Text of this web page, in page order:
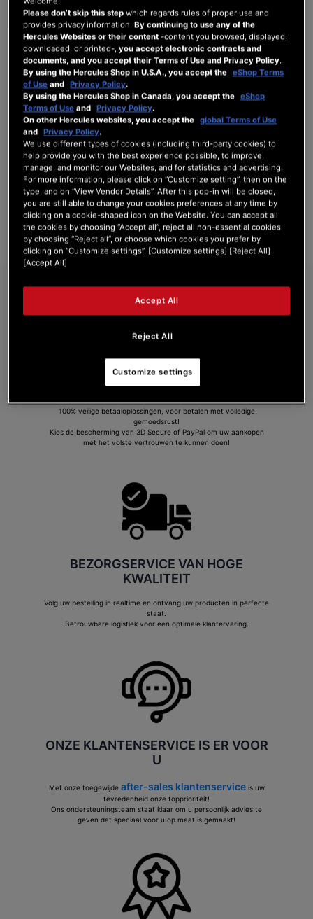
INLOGGEN
Wachtwoord vergeten?
NIEUWE KLANTEN
Het aanmaken van een account heeft vele voordelen: sneller afhandelen, meer dan
één adres registreren, volgen van bestellingen en meer.
ACCOUNT AANMAKEN
VEILIG BETALEN
100% veilige betaaloplossingen, voor betalen met volledige
gemoedsrust!
Kies de bescherming van 3D Secure of PayPal om uw aankopen
met het volste vertrouwen te kunnen doen!
BEZORGSERVICE VAN HOGE
KWALITEIT
Volg uw bestelling in realtime en ontvang uw producten in perfecte
staat.
Betrouwbare logistiek voor een optimale klantervaring.
ONZE KLANTENSERVICE IS ER VOOR
U
Met onze toegewijde after-sales klantenserviceis uw
tevredenheid onze topprioriteit!
Ons ondersteuningsteam staat klaar om u persoonlijk advies te
geven dat speciaal voor u op maat is gemaakt!
Please don’t skip this step which regards rules of proper use and
provides privacy information.By continuing to use any of the
Hercules Websites or their content -content you browsed, displayed,
downloaded, or printed-,you accept electronic contracts and
documents, and you accept their Terms of Use and Privacy Policy.
By using the Hercules Shop in U.S.A., you accept the eShop Terms
of Use and Privacy Policy.
By using the Hercules Shop in Canada, you accept the eShop
Terms of Use and Privacy Policy.
On other Hercules websites, you accept the global Terms of Use
and Privacy Policy.
We use different types of cookies (including third-party cookies) to
help provide you with the best experience possible, to improve,
manage, and monitor our Websites, and for statistics and advertising.
For more information, please click on “Customize setting”, then on the
type, and on “View Vendor Details”. After this pop-in will be closed,
you are still able to change your cookies preferences at any time by
clicking on a cookie-shaped icon on the Website. You can accept all
the cookies by choosing “Accept all”, reject all non-essential cookies
by choosing “Reject all”, or choose which cookies you prefer by
clicking on “Customize settings”. [Customize settings] [Reject All]
[Accept All]
Reject All
Accept All
Customize settings